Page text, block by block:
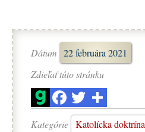
Dátum 22 februára 2021
Zdieľať túto stránku
Kategórie Katolícka doktrína